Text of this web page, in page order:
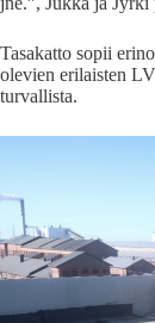
Tasakatto sopii
olevien erilaisten
turvallista.